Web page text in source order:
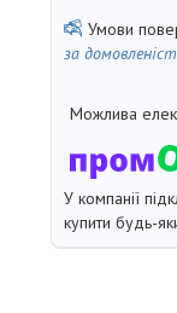
за
У компанії
купити будь-